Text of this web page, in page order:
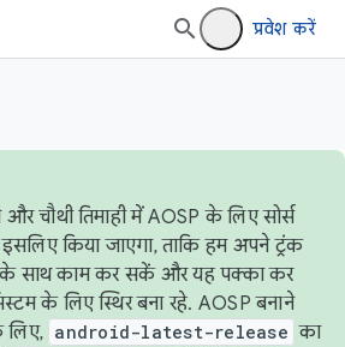
प्रवेश करें
चौथी तिमाही में AOSP के लिए सोर्स
किया जाएगा, ताकि हम अपने ट्रंक
साथ काम कर सकें और यह पक्का कर
के लिए स्थिर बना रहे. AOSP बनाने
लिए, android-latest-release का